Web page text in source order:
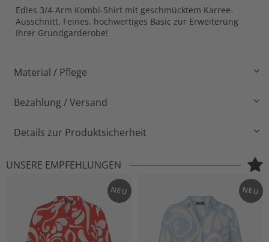
Edles 3/4-Arm Kombi-Shirt mit geschmücktem Karree-
Ausschnitt. Feines, hochwertiges Basic zur Erweiterung
Ihrer Grundgarderobe!
Material / Pflege
Bezahlung / Versand
Details zur Produktsicherheit
UNSERE EMPFEHLUNGEN
NEU NEU